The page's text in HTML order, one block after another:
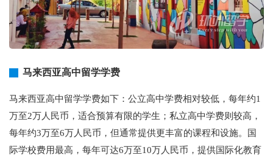
马来西亚高中留学学费
马来西亚高中留学学费如下：公立高中学费相对较低，每年约1
万至2万人民币，适合预算有限的学生；私立高中学费则较高，
每年约3万至6万人民币，但通常提供更丰富的课程和设施。国
际学校费用最高，每年可达6万至10万人民币，提供国际化教育